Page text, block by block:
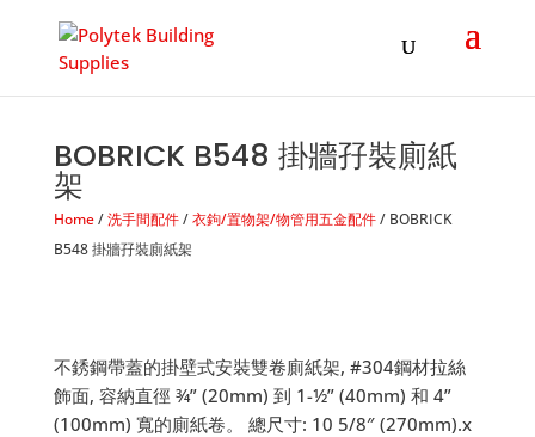
BOBRICK B548 掛牆孖裝廁紙
架
Home/洗手間配件/衣鉤/置物架/物管用五金配件/ BOBRICK
B548 掛牆孖裝廁紙架
不銹鋼帶蓋的掛壁式安裝雙卷廁紙架, #304鋼材拉絲
飾面, 容納直徑 3⁄4” (20mm) 到 1-1⁄2” (40mm) 和 4”
(100mm) 寬的廁紙卷。 總尺寸: 10 5/8″ (270mm).x